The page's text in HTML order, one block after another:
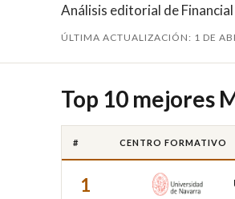
Análisis editorial de
ÚLTIMA ACTUALIZACIÓN: 1 DE
Top 10 mejores
# CENTRO FORMATIVO
1